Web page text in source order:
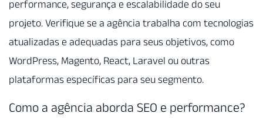
performance, segurança e escalabilidade do seu
projeto. Verifique se a agência trabalha com tecnologias
atualizadas e adequadas para seus objetivos, como
WordPress, Magento, React, Laravel ou outras
plataformas específicas para seu segmento.
Como a agência aborda SEO e performance?